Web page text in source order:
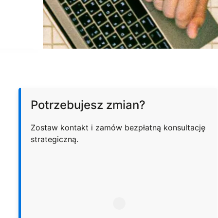
Potrzebujesz zmian?
Zostaw kontakt i zamów bezpłatną konsultację
strategiczną.